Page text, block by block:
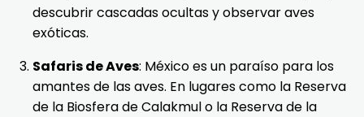
descubrir cascadas ocultas y observar aves
exóticas.
Safaris de Aves: México es un paraíso para los
amantes de las aves. En lugares como la Reserva
de la Biosfera de Calakmul o la Reserva de la